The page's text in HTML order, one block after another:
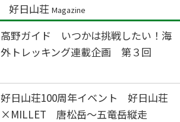
好日山荘 Magazine
高野ガイド いつかは挑戦したい！海
外トレッキング連載企画 第３回
好日山荘100周年イベント 好日山荘
×MILLET 唐松岳～五竜岳縦走